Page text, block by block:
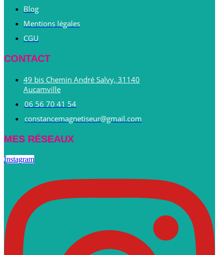
Blog
Mentions légales
CGU
CONTACT
49 bis Chemin André Salvy, 31140
Aucamville
06 56 70 41 54
constancemagnetiseur@gmail.com
MES RÉSEAUX
Instagram